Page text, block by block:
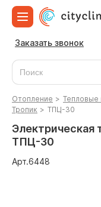
Заказать звонок
Отопление > Тепловые
Тропик > ТПЦ-30
Электрическая
ТПЦ-30
Арт.6448